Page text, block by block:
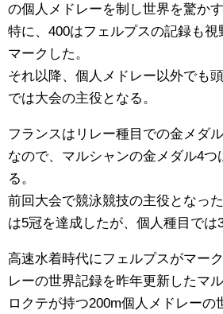
の個人メドレーを制し世界を驚かす
特に、400はフェルプスの記録も
マークした。
それ以降、個人メドレー以外でも
では大会の主役となる。
フランスはリレー種目での金メダル
なので、マルシャンの金メダル4つ
る。
前回大会で競泳競技の主役となっ
は5冠を達成したが、個人種目では
高速水着時代にフェルプスがマー
レーの世界記録を昨年更新したマル
ロクテが持つ200m個人メドレーの